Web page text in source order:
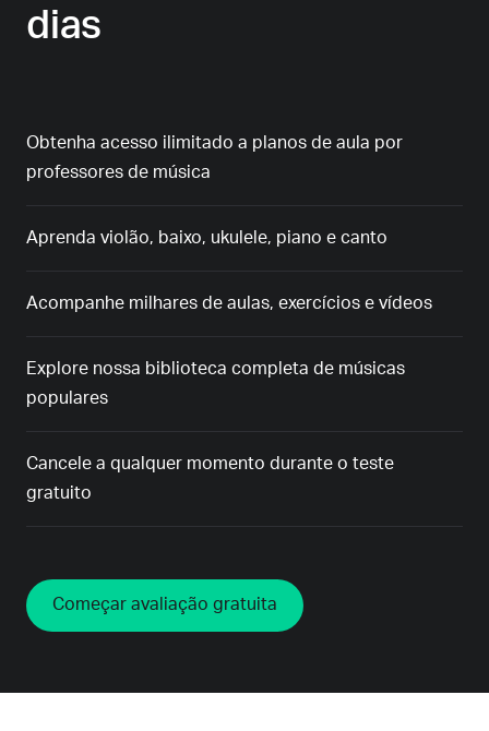
dias
Obtenha acesso ilimitado a planos de aula por
professores de música
Aprenda violão, baixo, ukulele, piano e canto
Acompanhe milhares de aulas, exercícios e vídeos
Explore nossa biblioteca completa de músicas
populares
Cancele a qualquer momento durante o teste
gratuito
Começar avaliação gratuita